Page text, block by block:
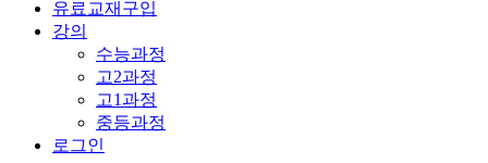
유료교재구입
강의
수능과정
고2과정
고1과정
중등과정
로그인